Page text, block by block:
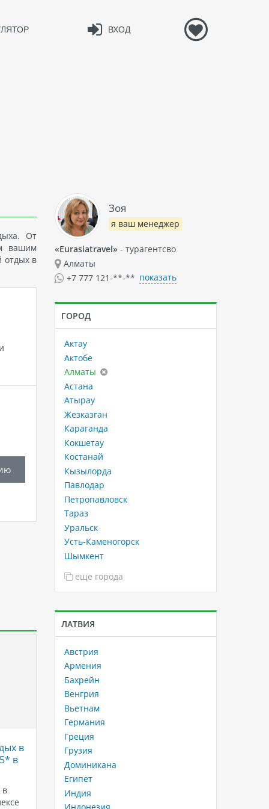
ВХОД
От
вашим
отдых в
в
в
Отправляйтесь в Египет на
отдых без детей и насладитесь
незабываемым туром!
Представьте себе отпуск в Египте
без детей, наполненный
Зоя
я ваш менеджер
«Eurasiatravel» - турагентсво
Алматы
+7 777 121-**-** показать
ГОРОД
Актау
Актобе
Алматы
Астана
Атырау
Жезказган
Караганда
Кокшетау
Костанай
Кызылорда
Павлодар
Петропавловск
Тараз
Уральск
Усть-Каменогорск
Шымкент
еще города
ЛАТВИЯ
Австрия
Армения
Бахрейн
Венгрия
Вьетнам
Германия
Греция
Грузия
Доминикана
Египет
Индия